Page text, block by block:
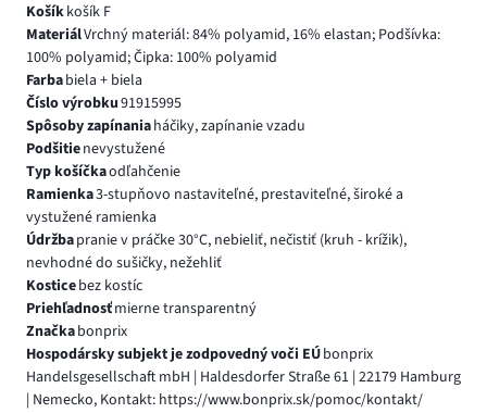
Košíkkošík F
MateriálVrchný materiál: 84% polyamid, 16% elastan; Podšívka:
100% polyamid; Čipka: 100% polyamid
Farbabiela + biela
Číslo výrobku91915995
Spôsoby zapínaniaháčiky, zapínanie vzadu
Podšitienevystužené
Typ košíčkaodľahčenie
Ramienka3-stupňovo nastaviteľné, prestaviteľné, široké a
vystužené ramienka
Údržbapranie v práčke 30°C, nebieliť, nečistiť (kruh - krížik),
nevhodné do sušičky, nežehliť
Kosticebez kostíc
Priehľadnosťmierne transparentný
Značkabonprix
Hospodársky subjekt je zodpovedný voči EÚbonprix
Handelsgesellschaft mbH | Haldesdorfer Straße 61 | 22179 Hamburg
| Nemecko, Kontakt: https://www.bonprix.sk/pomoc/kontakt/